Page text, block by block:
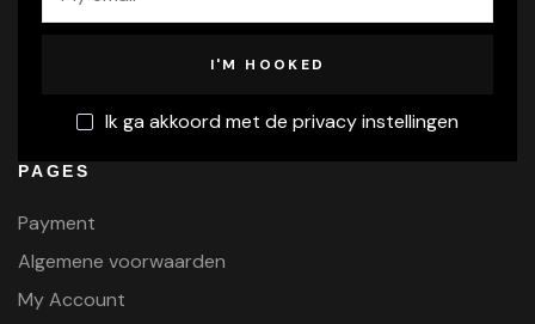
Ik ga akkoord met de privacy instellingen
PAGES
Payment
Algemene voorwaarden
My Account